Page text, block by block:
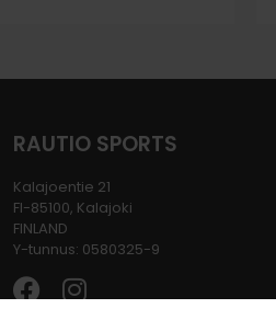
RAUTIO SPORTS
Kalajoentie 21
FI-85100, Kalajoki
FINLAND
Y-tunnus: 0580325-9